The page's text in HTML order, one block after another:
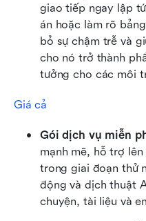
giao tiếp ngay lập
án hoặc làm rõ
bỏ sự chậm trễ và
cho nó trở thành
tưởng cho các môi
Giá cả
Gói dịch vụ miễn
mạnh mẽ, hỗ trợ
trong giai đoạn thử
động và dịch thuật
chuyện, tài liệu và